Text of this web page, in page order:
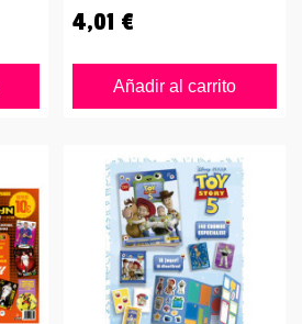
4,01 €
Añadir al carrito